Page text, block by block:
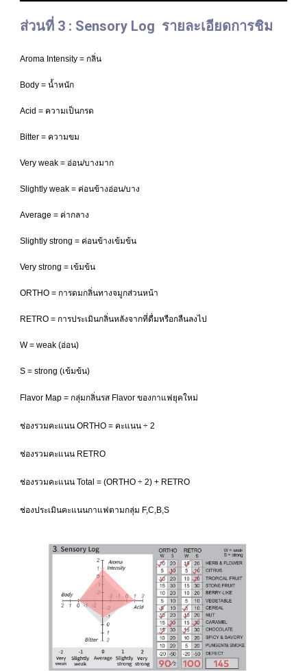
ส่วนที่ 3 : Sensory Log  รายละเอียดการชิม
Aroma Intensity = กลิ่น
Body = น้ำหนัก
Acid = ความเป็นกรด
Bitter = ความขม
Very weak = อ่อน/บางมาก
Slightly weak = ค่อนข้างอ่อน/บาง
Average = ค่ากลาง
Slightly strong = ค่อนข้างเข้มข้น
Very strong = เข้มข้น
ORTHO = การดมกลิ่นทางจมูกส่วนหน้า
RETRO = การประเมินกลิ่นหลังจากที่ดื่มหรือกลืนลงไป
W = weak (อ่อน)
S = strong (เข้มข้น)
Flavor Map = กลุ่มกลิ่นรส Flavor ของกาแฟยุคใหม่
ช่องรวมคะแนน ORTHO = คะแนน ÷ 2
ช่องรวมคะแนน RETRO
ช่องรวมคะแนน Total = (ORTHO ÷ 2) + RETRO
ช่องประเมินคะแนนกาแฟตามกลุ่ม F,C,B,S